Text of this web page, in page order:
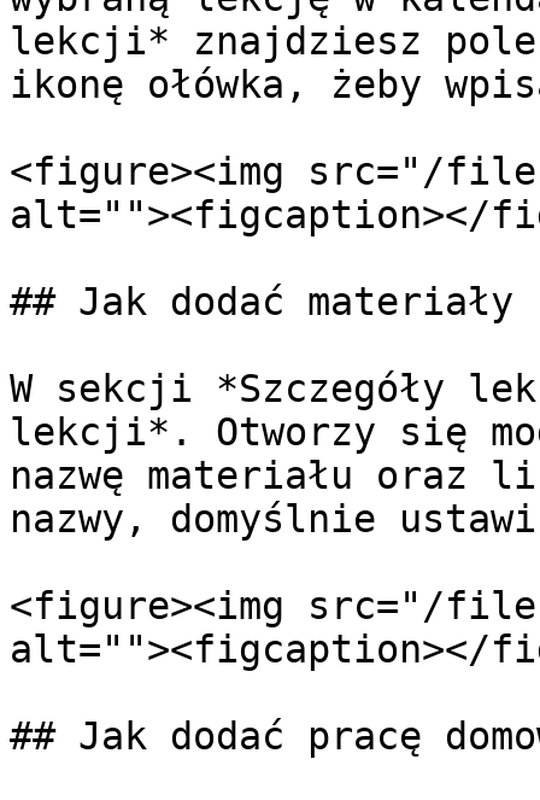
lekcji* znajdziesz
ikonę ołówka, żeby
<figure><img src="/files/
alt=""><figcaption></
## Jak dodać
W sekcji *Szczegóły
lekcji*. Otworzy się
nazwę materiału oraz
nazwy, domyślnie
<figure><img src="/
alt=""><figcaption></
## Jak dodać pracę